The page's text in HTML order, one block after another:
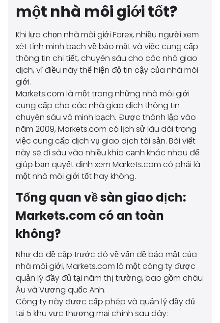
một nhà môi giới tốt?
Khi lựa chọn nhà môi giới Forex, nhiều người xem
xét tính minh bạch về bảo mật và việc cung cấp
thông tin chi tiết, chuyên sâu cho các nhà giao
dịch, vì điều này thể hiện độ tin cậy của nhà môi
giới.
Markets.com là một trong những nhà môi giới
cung cấp cho các nhà giao dịch thông tin
chuyên sâu và minh bạch. Được thành lập vào
năm 2009, Markets.com có lịch sử lâu dài trong
việc cung cấp dịch vụ giao dịch tài sản. Bài viết
này sẽ đi sâu vào nhiều khía cạnh khác nhau để
giúp bạn quyết định xem Markets.com có phải là
một nhà môi giới tốt hay không.
Tổng quan về sàn giao dịch:
Markets.com có an toàn
không?
Như đã đề cập trước đó về vấn đề bảo mật của
nhà môi giới, Markets.com là một công ty được
quản lý đầy đủ tại năm thị trường, bao gồm châu
Âu và Vương quốc Anh.
Công ty này được cấp phép và quản lý đầy đủ
tại 5 khu vực thương mại chính sau đây: